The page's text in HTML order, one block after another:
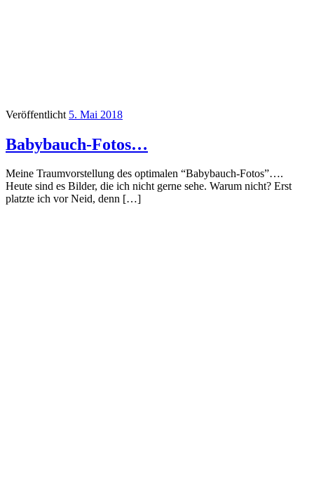
Veröffentlicht 5. Mai 2018
Babybauch-Fotos…
Meine Traumvorstellung des optimalen “Babybauch-Fotos”….
Heute sind es Bilder, die ich nicht gerne sehe. Warum nicht? Erst
platzte ich vor Neid, denn […]